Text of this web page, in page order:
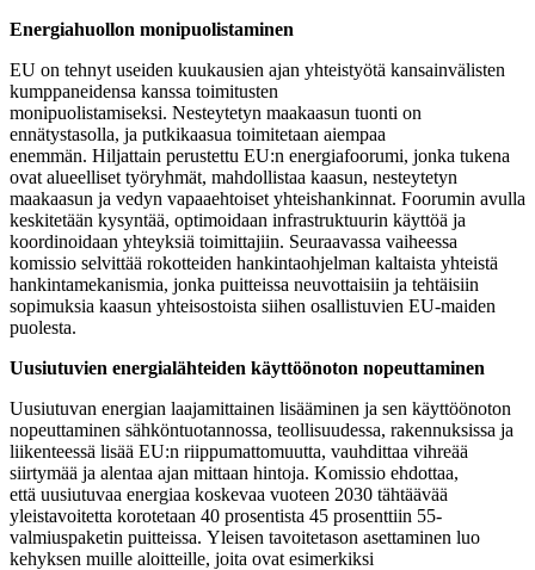
Energiahuollon monipuolistaminen
EU on tehnyt useiden kuukausien ajan yhteistyötä kansainvälisten
kumppaneidensa kanssa toimitusten
monipuolistamiseksi. Nesteytetyn maakaasun tuonti on
ennätystasolla, ja putkikaasua toimitetaan aiempaa
enemmän. Hiljattain perustettu EU:n energiafoorumi, jonka tukena
ovat alueelliset työryhmät, mahdollistaa kaasun, nesteytetyn
maakaasun ja vedyn vapaaehtoiset yhteishankinnat. Foorumin avulla
keskitetään kysyntää, optimoidaan infrastruktuurin käyttöä ja
koordinoidaan yhteyksiä toimittajiin. Seuraavassa vaiheessa
komissio selvittää rokotteiden hankintaohjelman kaltaista yhteistä
hankintamekanismia, jonka puitteissa neuvottaisiin ja tehtäisiin
sopimuksia kaasun yhteisostoista siihen osallistuvien EU-maiden
puolesta.
Uusiutuvien energialähteiden käyttöönoton nopeuttaminen
Uusiutuvan energian laajamittainen lisääminen ja sen käyttöönoton
nopeuttaminen sähköntuotannossa, teollisuudessa, rakennuksissa ja
liikenteessä lisää EU:n riippumattomuutta, vauhdittaa vihreää
siirtymää ja alentaa ajan mittaan hintoja. Komissio ehdottaa,
että uusiutuvaa energiaa koskevaa vuoteen 2030 tähtäävää
yleistavoitetta korotetaan 40 prosentista 45 prosenttiin 55-
valmiuspaketin puitteissa. Yleisen tavoitetason asettaminen luo
kehyksen muille aloitteille, joita ovat esimerkiksi